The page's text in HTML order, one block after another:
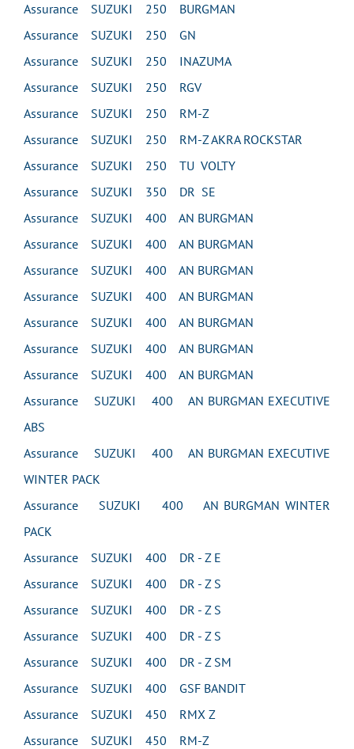
Assurance SUZUKI 250 BURGMAN
Assurance SUZUKI 250 GN
Assurance SUZUKI 250 INAZUMA
Assurance SUZUKI 250 RGV
Assurance SUZUKI 250 RM-Z
Assurance SUZUKI 250 RM-Z AKRA ROCKSTAR
Assurance SUZUKI 250 TU VOLTY
Assurance SUZUKI 350 DR SE
Assurance SUZUKI 400 AN BURGMAN
Assurance SUZUKI 400 AN BURGMAN
Assurance SUZUKI 400 AN BURGMAN
Assurance SUZUKI 400 AN BURGMAN
Assurance SUZUKI 400 AN BURGMAN
Assurance SUZUKI 400 AN BURGMAN
Assurance SUZUKI 400 AN BURGMAN
Assurance SUZUKI 400 AN BURGMAN EXECUTIVE
ABS
Assurance SUZUKI 400 AN BURGMAN EXECUTIVE
WINTER PACK
Assurance SUZUKI 400 AN BURGMAN WINTER
PACK
Assurance SUZUKI 400 DR - Z E
Assurance SUZUKI 400 DR - Z S
Assurance SUZUKI 400 DR - Z S
Assurance SUZUKI 400 DR - Z S
Assurance SUZUKI 400 DR - Z SM
Assurance SUZUKI 400 GSF BANDIT
Assurance SUZUKI 450 RMX Z
Assurance SUZUKI 450 RM-Z